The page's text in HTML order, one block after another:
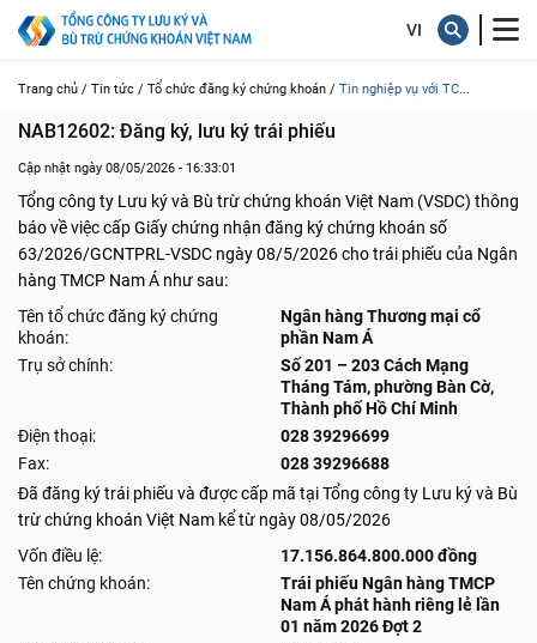
Trang chủ / Tin tức / Tổ chức đăng ký chứng khoán / Tin nghiệp vụ với TC...
NAB12602: Đăng ký, lưu ký trái phiếu
Cập nhật ngày 08/05/2026 - 16:33:01
Tổng công ty Lưu ký và Bù trừ chứng khoán Việt Nam (VSDC) thông
báo về việc cấp Giấy chứng nhận đăng ký chứng khoán số
63/2026/GCNTPRL-VSDC ngày 08/5/2026 cho trái phiếu của Ngân
hàng TMCP Nam Á như sau:
Tên tổ chức đăng ký chứng
khoán:
Ngân hàng Thương mại cổ
phần Nam Á
Trụ sở chính:
Số 201 – 203 Cách Mạng
Tháng Tám, phường Bàn Cờ,
Thành phố Hồ Chí Minh
Điện thoại:
028 39296699
Fax:
028 39296688
Đã đăng ký trái phiếu và được cấp mã tại Tổng công ty Lưu ký và Bù
trừ chứng khoán Việt Nam kể từ ngày 08/05/2026
Vốn điều lệ:
17.156.864.800.000 đồng
Tên chứng khoán:
Trái phiếu Ngân hàng TMCP
Nam Á phát hành riêng lẻ lần
01 năm 2026 Đợt 2